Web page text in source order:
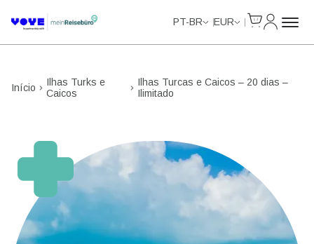
PT-BR EUR
Início
Ilhas Turks e
Caicos
Ilhas Turcas e Caicos – 20 dias –
Ilimitado